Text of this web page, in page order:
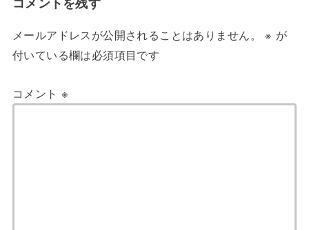
メールアドレスが公開されることはありません。 ※ が
付いている欄は必須項目です
コメント ※